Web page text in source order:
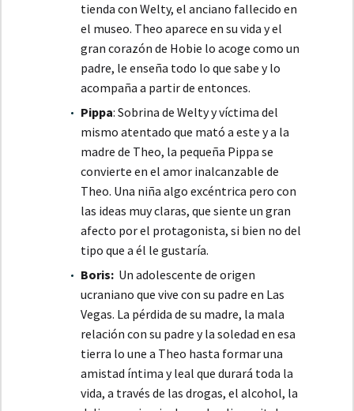
tienda con Welty, el anciano fallecido en
el museo. Theo aparece en su vida y el
gran corazón de Hobie lo acoge como un
padre, le enseña todo lo que sabe y lo
acompaña a partir de entonces.
Pippa: Sobrina de Welty y víctima del
mismo atentado que mató a este y a la
madre de Theo, la pequeña Pippa se
convierte en el amor inalcanzable de
Theo. Una niña algo excéntrica pero con
las ideas muy claras, que siente un gran
afecto por el protagonista, si bien no del
tipo que a él le gustaría.
Boris: Un adolescente de origen
ucraniano que vive con su padre en Las
Vegas. La pérdida de su madre, la mala
relación con su padre y la soledad en esa
tierra lo une a Theo hasta formar una
amistad íntima y leal que durará toda la
vida, a través de las drogas, el alcohol, la